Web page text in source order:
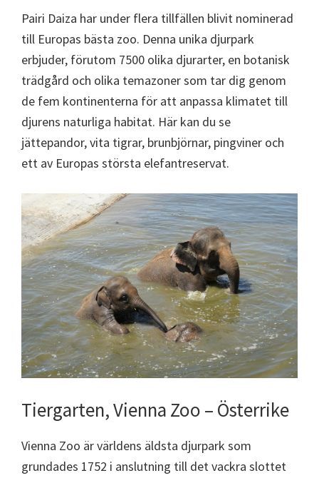
Pairi Daiza har under flera tillfällen blivit nominerad
till Europas bästa zoo. Denna unika djurpark
erbjuder, förutom 7500 olika djurarter, en botanisk
trädgård och olika temazoner som tar dig genom
de fem kontinenterna för att anpassa klimatet till
djurens naturliga habitat. Här kan du se
jättepandor, vita tigrar, brunbjörnar, pingviner och
ett av Europas största elefantreservat.
Tiergarten, Vienna Zoo – Österrike
Vienna Zoo är världens äldsta djurpark som
grundades 1752 i anslutning till det vackra slottet